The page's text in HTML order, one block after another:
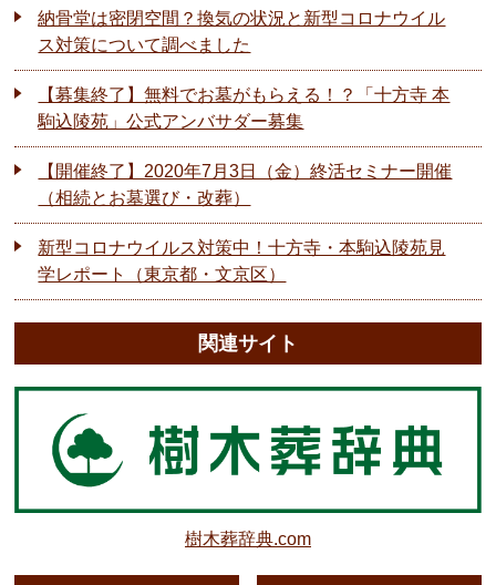
納骨堂は密閉空間？換気の状況と新型コロナウイル
ス対策について調べました
【募集終了】無料でお墓がもらえる！？「十方寺 本
駒込陵苑」公式アンバサダー募集
【開催終了】2020年7月3日（金）終活セミナー開催
（相続とお墓選び・改葬）
新型コロナウイルス対策中！十方寺・本駒込陵苑見
学レポート（東京都・文京区）
関連サイト
樹木葬辞典.com